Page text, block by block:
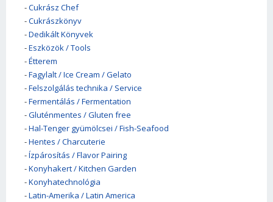
-Cukrász Chef
-Cukrászkönyv
-Dedikált Könyvek
-Eszközök / Tools
-Étterem
-Fagylalt / Ice Cream / Gelato
-Felszolgálás technika / Service
-Fermentálás / Fermentation
-Gluténmentes / Gluten free
-Hal-Tenger gyümölcsei / Fish-Seafood
-Hentes / Charcuterie
-Ízpárosítás / Flavor Pairing
-Konyhakert / Kitchen Garden
-Konyhatechnológia
-Latin-Amerika / Latin America